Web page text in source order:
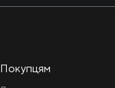
Покупцям